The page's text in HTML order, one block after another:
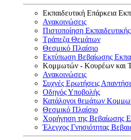
Εκπαιδευτική Επάρκεια
Ανακοινώσεις
Πιστοποίηση
Τράπεζα Θεμάτων
Θεσμικό Πλαίσιο
Εκτύπωση Βεβαίωσης
Κομμωτών - Κουρέων και
Ανακοινώσεις
Συχνές Ερωτήσεις
Οδηγός Υποβολής
Κατάλογοι θεμάτων
Θεσμικό Πλαίσιο
Χορήγηση της Βεβαίωσης
Έλεγχος Γνησιότητας